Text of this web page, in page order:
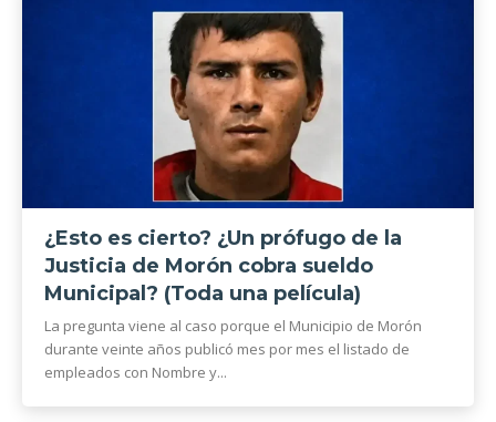
¿Esto es cierto? ¿Un prófugo de la
Justicia de Morón cobra sueldo
Municipal? (Toda una película)
La pregunta viene al caso porque el Municipio de Morón
durante veinte años publicó mes por mes el listado de
empleados con Nombre y...